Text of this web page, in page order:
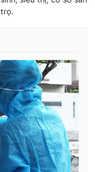
lòng Việt
mình bằng AI